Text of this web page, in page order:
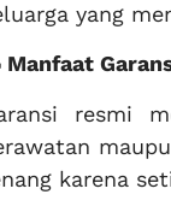
yang
Manfaat
resmi
karena